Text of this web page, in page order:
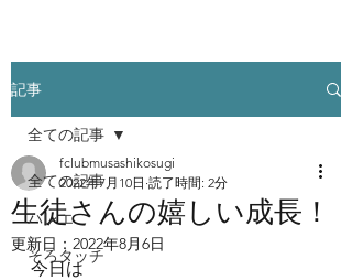
記事
全ての記事
バレエ
そろタッチ
全ての記事
生徒さんの嬉しい成長！
fclubmusashikosugi
2022年7月10日 読了時間: 2分
更新日： 2022年8月6日
今日は